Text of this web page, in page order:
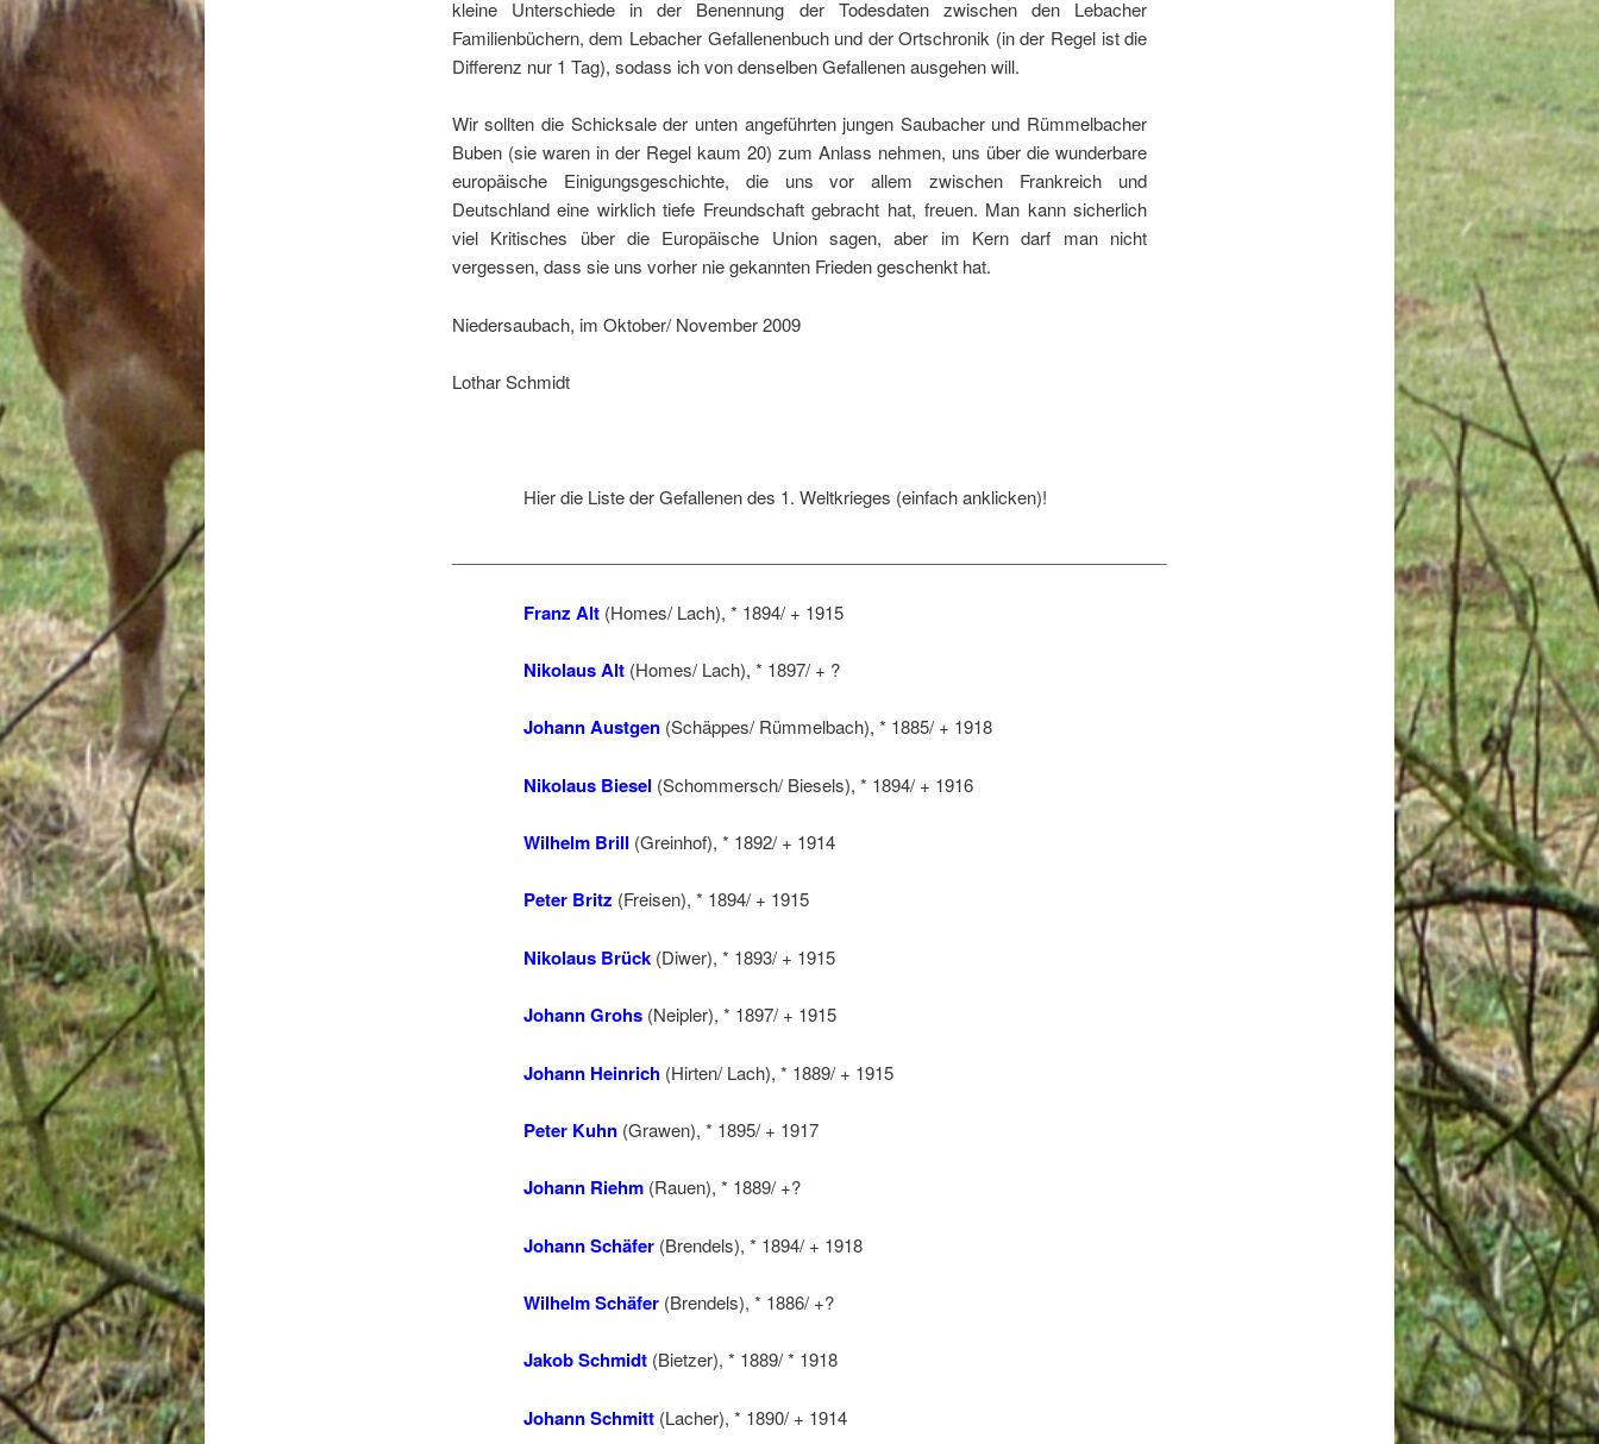
kleine Unterschiede in der Benennung der Todesdaten zwischen den Lebacher
Familienbüchern, dem Lebacher Gefallenenbuch und der Ortschronik (in der Regel ist die
Differenz nur 1 Tag), sodass ich von denselben Gefallenen ausgehen will.
Wir sollten die Schicksale der unten angeführten jungen Saubacher und Rümmelbacher
Buben (sie waren in der Regel kaum 20) zum Anlass nehmen, uns über die wunderbare
europäische Einigungsgeschichte, die uns vor allem zwischen Frankreich und
Deutschland eine wirklich tiefe Freundschaft gebracht hat, freuen. Man kann sicherlich
viel Kritisches über die Europäische Union sagen, aber im Kern darf man nicht
vergessen, dass sie uns vorher nie gekannten Frieden geschenkt hat.
Niedersaubach, im Oktober/ November 2009
Lothar Schmidt
Hier die Liste der Gefallenen des 1. Weltkrieges (einfach anklicken)!
Franz Alt(Homes/ Lach), * 1894/ + 1915
Nikolaus Alt(Homes/ Lach), * 1897/ + ?
Johann Austgen(Schäppes/ Rümmelbach), * 1885/ + 1918
Nikolaus Biesel (Schommersch/ Biesels), * 1894/ + 1916
Wilhelm Brill (Greinhof), * 1892/ + 1914
Peter Britz (Freisen), * 1894/ + 1915
Nikolaus Brück(Diwer), * 1893/ + 1915
Johann Grohs(Neipler), * 1897/ + 1915
Johann Heinrich(Hirten/ Lach), * 1889/ + 1915
Peter Kuhn(Grawen), * 1895/ + 1917
Johann Riehm (Rauen), * 1889/ +?
Johann Schäfer(Brendels), * 1894/ + 1918
Wilhelm Schäfer(Brendels), * 1886/ +?
Jakob Schmidt(Bietzer), * 1889/ * 1918
Johann Schmitt(Lacher), * 1890/ + 1914